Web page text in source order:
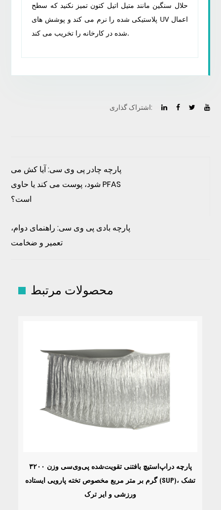
حلال سنگین مانند متیل اتیل کتون تمیز نکنید که سطح
پلاستیکی شده را نرم می کند و پوشش های UV اعمال
شده در کارخانه را تخریب می کند.
اشتراک گذاری:
پارچه چادر پی وی سی: آیا کش می
شود، پوست می کند یا حاوی PFAS
است؟
پارچه بادی پی وی سی: راهنمای دوام،
تعمیر و ضخامت
محصولات مرتبط
پارچه دراپ‌استیچ بافتنی تقویت‌شده پی‌وی‌سی وزن ۳۲۰۰
گرم بر متر مربع مخصوص تخته پارویی ایستاده (SUP)، تشک
ورزشی و ایر ترک